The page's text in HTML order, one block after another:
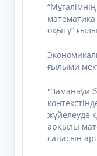
“Мұғалімнің
математика
оқыту”
ғылыми
"Заманауи
жүйелеуде
арқылы
сапасын